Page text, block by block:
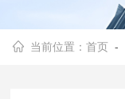
当前位置：首页 -